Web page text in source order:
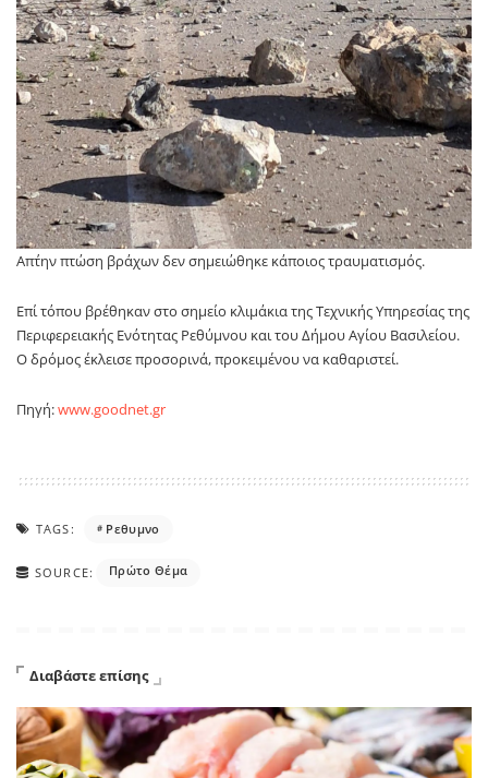
Απ΄την πτώση βράχων δεν σημειώθηκε κάποιος τραυματισμός.
Επί τόπου βρέθηκαν στο σημείο κλιμάκια της Τεχνικής Υπηρεσίας της
Περιφερειακής Ενότητας Ρεθύμνου και του Δήμου Αγίου Βασιλείου.
Ο δρόμος έκλεισε προσορινά, προκειμένου να καθαριστεί.
Πηγή:www.goodnet.gr
TAGS: Ρεθυμνο
SOURCE: Πρώτο Θέμα
Διαβάστε επίσης